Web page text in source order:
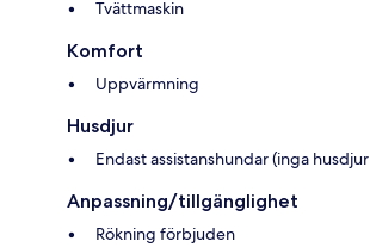
Tvättmaskin
Komfort
Uppvärmning
Husdjur
Endast assistanshundar (inga
Anpassning/tillgänglighet
Rökning förbjuden